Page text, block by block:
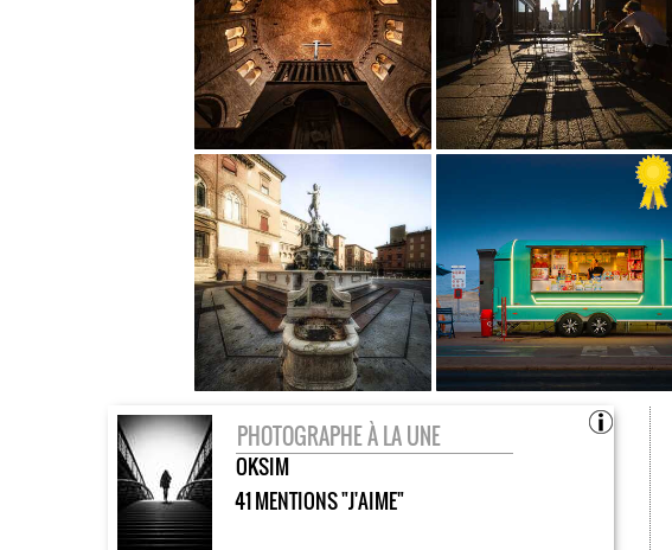
PHOTOGRAPHE À LA UNE
OKSIM
41 MENTIONS "J'AIME"